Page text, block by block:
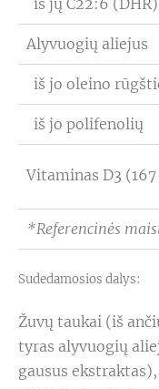
Alyvuogių aliejus
iš jo oleino
iš jo polifenolių
Vitaminas D3
*Referencinės
Sudedamosios dalys:
Žuvų taukai (iš
tyras alyvuogių
gausus